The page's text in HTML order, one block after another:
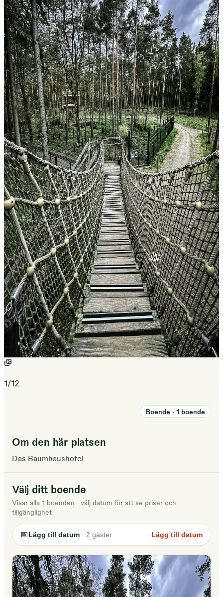
1/12
Boende · 1 boende
Om den här platsen
Das Baumhaushotel
Välj ditt boende
Visar alla 1 boenden · välj datum för att se priser och
tillgänglighet
📅Lägg till datum · 2 gäster Lägg till datum